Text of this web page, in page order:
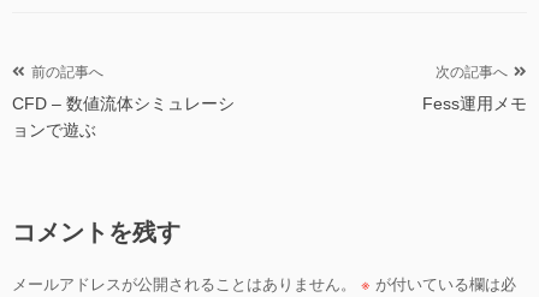
投
稿
ナ
ー
シ
前の記事へ
CFD – 数値流体シミュレーシ
ョンで遊ぶ
次の記事へ
Fess運用メモ
コメントを残す
メールアドレスが公開されることはありません。 ※ が付いている欄は必